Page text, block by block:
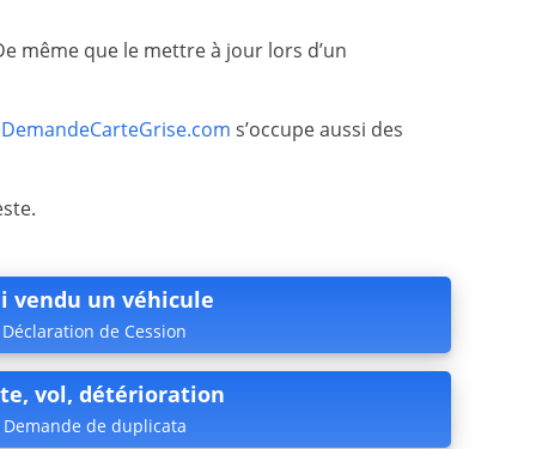
même que le mettre à jour lors d’un
DemandeCarteGrise.com s’occupe aussi des
vendu un véhicule
Déclaration de Cession
vol, détérioration
Demande de duplicata